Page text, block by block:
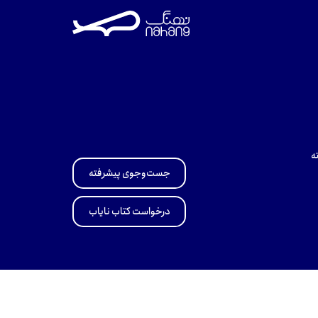
جست‌وجوی پیشرفته
درخواست کتاب نایاب